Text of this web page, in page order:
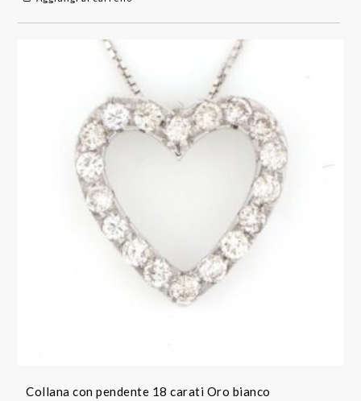
Collana con pendente 18 carati Oro bianco